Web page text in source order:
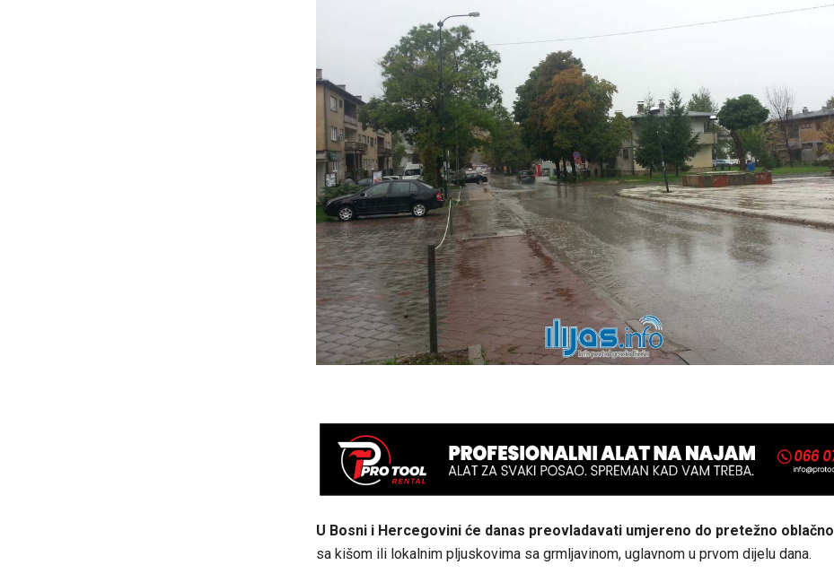
U Bosni i Hercegovini će danas preovladavati umjereno do pretežno oblačno
sa kišom ili lokalnim pljuskovima sa grmljavinom, uglavnom u prvom dijelu dana.